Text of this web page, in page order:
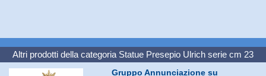
Altri prodotti della categoria Statue Presepio Ulrich serie cm 23
Gruppo Annunciazione su